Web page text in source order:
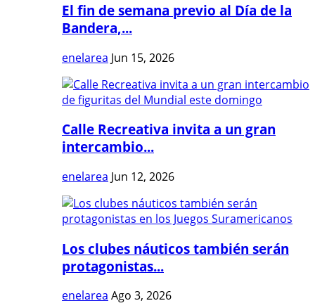
El fin de semana previo al Día de la
Bandera,...
enelarea Jun 15, 2026
Calle Recreativa invita a un gran
intercambio...
enelarea Jun 12, 2026
Los clubes náuticos también serán
protagonistas...
enelarea Ago 3, 2026